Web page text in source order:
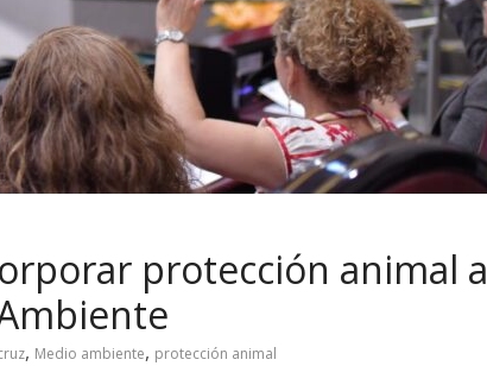
protección animal a
, Medio ambiente, protección animal